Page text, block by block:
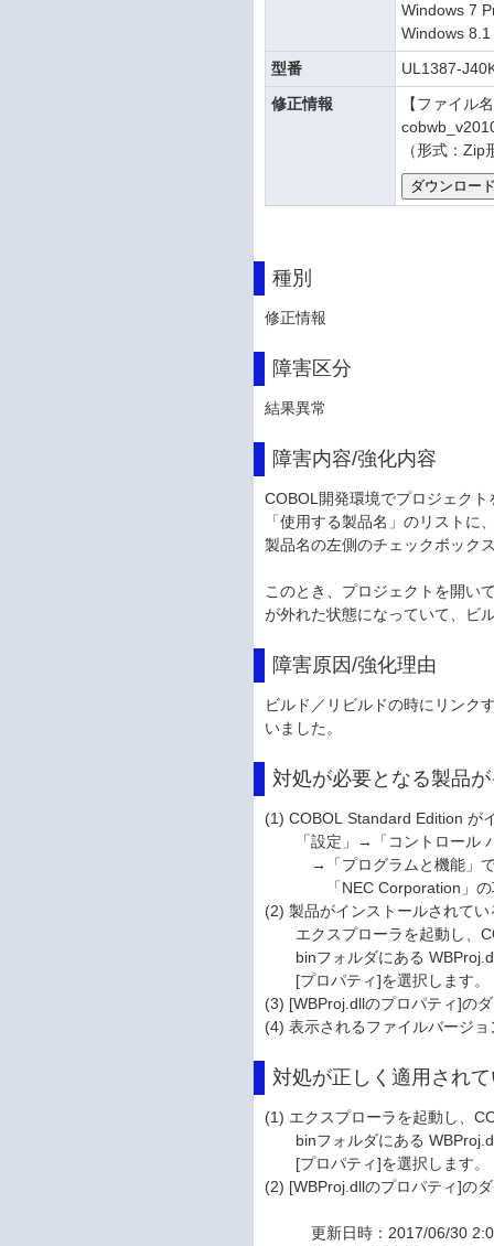
Windows 7
Windows
型番
UL1387-
修正情報
【ファイル
（形式：
種別
修正情報
障害区分
結果異常
障害内容/強化内容
COBOL開発環境でプロジェク
「使用する製品名」のリスト
製品名の左側のチェックボック
このとき、プロジェクトを開い
が外れた状態になっていて、ビ
障害原因/強化理由
ビルド／リビルドの時にリンク
いました。
対処が必要となる製品
(1) COBOL Standard Edition が
「設定」→「コントロール パ
→「プログラムと機能」で表
「NEC Corporation」の項
(2) 製品がインストールされてい
エクスプローラを起動し、
binフォルダにある
[プロパティ]を選択します。
(3) [WBProj.dllのプロパティ]の
(4) 表示されるファイルバージ
対処が正しく適用され
(1) エクスプローラを起動し、
binフォルダにある
[プロパティ]を選択します。
(2) [WBProj.dllのプロパティ]の
更新日時：2017/06/30